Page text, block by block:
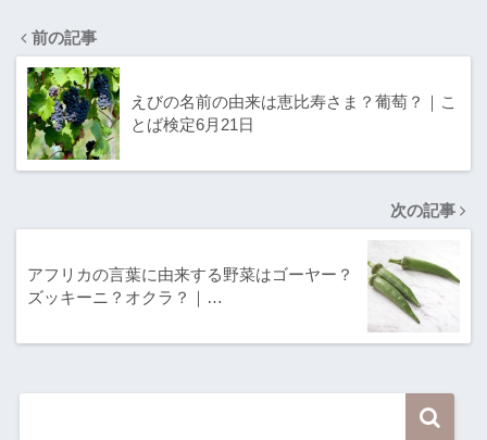
前の記事
えびの名前の由来は恵比寿さま？葡萄？｜こ
とば検定6月21日
次の記事
アフリカの言葉に由来する野菜はゴーヤー？
ズッキーニ？オクラ？｜…